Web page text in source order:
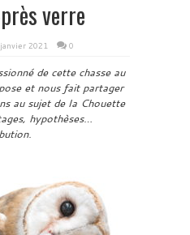
verre
2021 0
de cette chasse au
et nous fait partager
au sujet de la Chouette
hypothèses…